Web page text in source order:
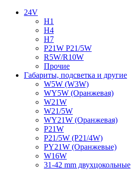
24V
H1
H4
H7
P21W P21/5W
R5W/R10W
Прочие
Габариты, подсветка и другие
W5W (W3W)
WY5W (Оранжевая)
W21W
W21/5W
WY21W (Оранжевая)
P21W
P21/5W (P21/4W)
PY21W (Оранжевые)
W16W
31-42 mm двухцокольные